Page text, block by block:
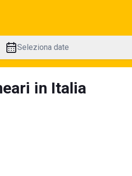
Seleziona date
in Italia